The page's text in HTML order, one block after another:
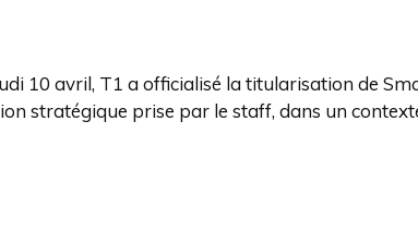
10 avril, T1 a officialisé la titularisation de
stratégique prise par le staff, dans un